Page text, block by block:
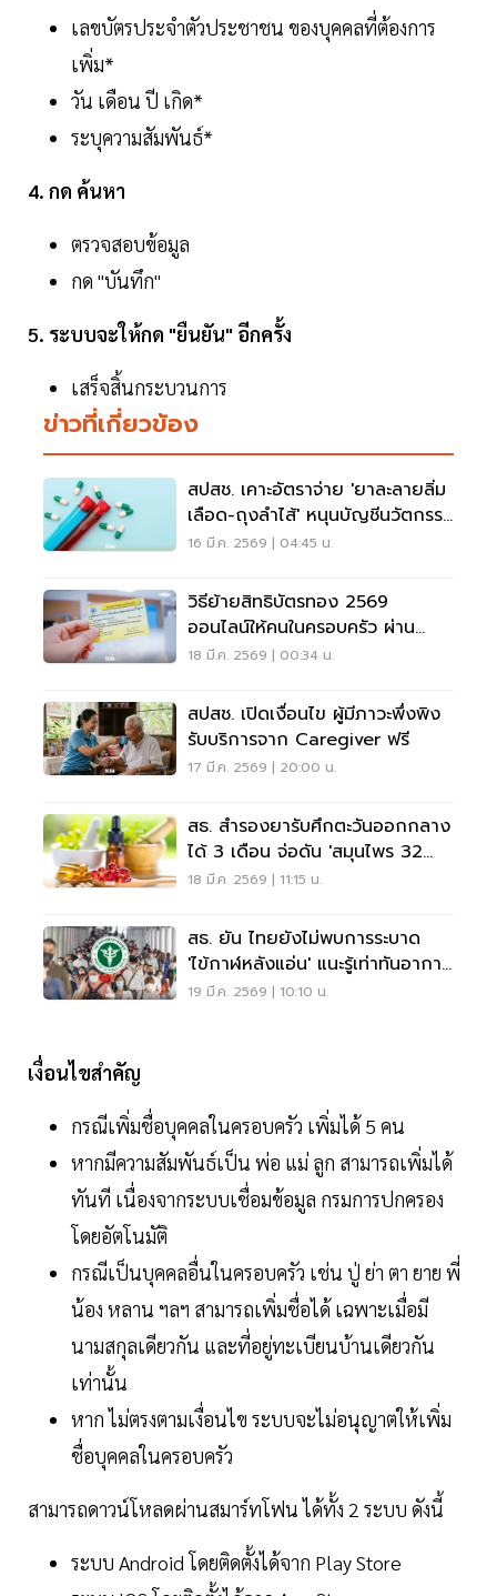
เลขบัตรประจำตัวประชาชน ของบุคคลที่ต้องการ
เพิ่ม*
วัน เดือน ปี เกิด*
ระบุความสัมพันธ์*
4. กด ค้นหา
ตรวจสอบข้อมูล
กด "บันทึก"
5. ระบบจะให้กด "ยืนยัน" อีกครั้ง
เสร็จสิ้นกระบวนการ
ข่าวที่เกี่ยวข้อง
สปสช. เคาะอัตราจ่าย 'ยาละลายลิ่ม
เลือด-ถุงลำไส้' หนุนบัญชีนวัตกรรม
ไทย ประหยัดงบกว่า 160 ล้าน
16 มี.ค. 2569 | 04:45 น.
วิธีย้ายสิทธิบัตรทอง 2569
ออนไลน์ให้คนในครอบครัว ผ่าน
แอปฯสปสช.
18 มี.ค. 2569 | 00:34 น.
สปสช. เปิดเงื่อนไข ผู้มีภาวะพึ่งพิง
รับบริการจาก Caregiver ฟรี
17 มี.ค. 2569 | 20:00 น.
สธ. สำรองยารับศึกตะวันออกกลาง
ได้ 3 เดือน จ่อดัน 'สมุนไพร 32
รายการ' เสริมทัพ
18 มี.ค. 2569 | 11:15 น.
สธ. ยัน ไทยยังไม่พบการระบาด
'ไข้กาฬหลังแอ่น' แนะรู้เท่าทันอาการ
ป้องกันได้
19 มี.ค. 2569 | 10:10 น.
เงื่อนไขสำคัญ
กรณีเพิ่มชื่อบุคคลในครอบครัว เพิ่มได้ 5 คน
หากมีความสัมพันธ์เป็น พ่อ แม่ ลูก สามารถเพิ่มได้
ทันที เนื่องจากระบบเชื่อมข้อมูล กรมการปกครอง
โดยอัตโนมัติ
กรณีเป็นบุคคลอื่นในครอบครัว เช่น ปู่ ย่า ตา ยาย พี่
น้อง หลาน ฯลฯ สามารถเพิ่มชื่อได้ เฉพาะเมื่อมี
นามสกุลเดียวกัน และที่อยู่ทะเบียนบ้านเดียวกัน
เท่านั้น
หาก ไม่ตรงตามเงื่อนไข ระบบจะไม่อนุญาตให้เพิ่ม
ชื่อบุคคลในครอบครัว
สามารถดาวน์โหลดผ่านสมาร์ทโฟน ได้ทั้ง 2 ระบบ ดังนี้
ระบบ Android โดยติดตั้งได้จาก Play Store